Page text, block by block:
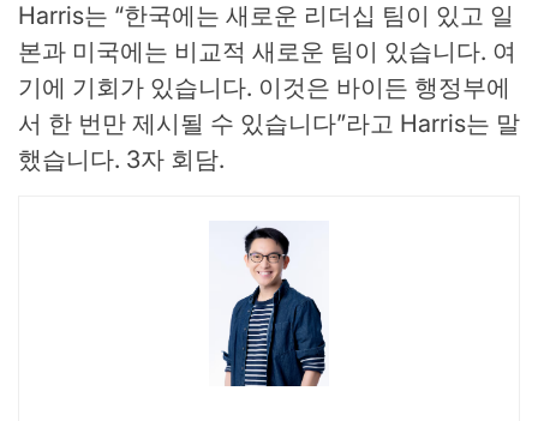
Harris는 “한국에는 새로운 리더십 팀이 있고 일
본과 미국에는 비교적 새로운 팀이 있습니다. 여
기에 기회가 있습니다. 이것은 바이든 행정부에
서 한 번만 제시될 수 있습니다”라고 Harris는 말
했습니다. 3자 회담.